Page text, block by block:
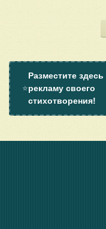
⭐
Разместите здесь
рекламу своего
стихотворения!